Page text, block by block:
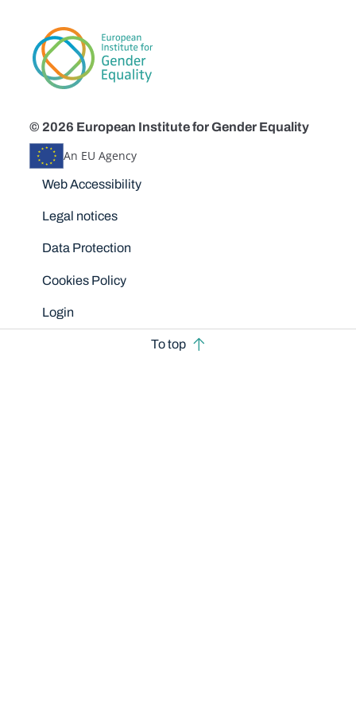
© 2026 European Institute for Gender Equality
An EU Agency
Disclaimers
Web Accessibility
Legal notices
Data Protection
Cookies Policy
Login
To top